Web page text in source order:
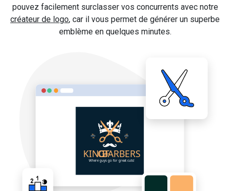
pouvez facilement surclasser vos concurrents avec notre
créateur de logo, car il vous permet de générer un superbe
emblème en quelques minutes.